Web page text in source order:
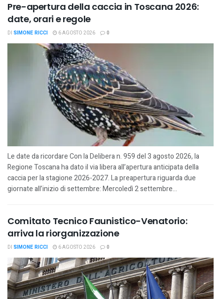
Pre-apertura della caccia in Toscana 2026:
date, orari e regole
DI SIMONE RICCI 6 AGOSTO 2026 0
Le date da ricordare Con la Delibera n. 959 del 3 agosto 2026, la
Regione Toscana ha dato il via libera all’apertura anticipata della
caccia per la stagione 2026-2027. La preapertura riguarda due
giornate all’inizio di settembre: Mercoledì 2 settembre...
Comitato Tecnico Faunistico-Venatorio:
arriva la riorganizzazione
DI SIMONE RICCI 6 AGOSTO 2026 0